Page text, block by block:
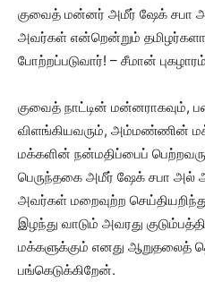
குவைத் மன்னர் அமீர் ஷேக் சபா
அவர்கள் என்றென்றும்
போற்றப்படுவார்! – சீமான் புகழாரம்
குவைத் நாட்டின் மன்னராகவும்,
விளங்கியவரும், அம்மண்ணின்
மக்களின் நன்மதிப்பைப்
பெருந்தகை அமீர் ஷேக் சபா
அவர்கள் மறைவுற்ற
இழந்து வாடும் அவரது
மக்களுக்கும் எனது ஆறுதலைத்
பங்கெடுக்கிறேன்.